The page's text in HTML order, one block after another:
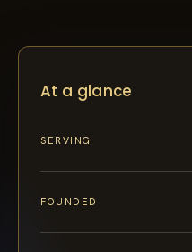
At a glance
SERVING
FOUNDED